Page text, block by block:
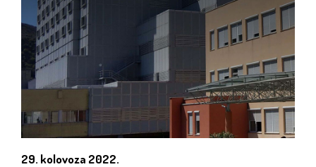
29. kolovoza 2022.